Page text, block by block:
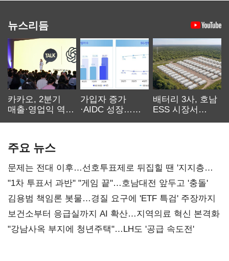
뉴스리듬
카카오, 2분기
매출·영업익 역대
가입자 증가
·AIDC 성장…
배터리 3사, 호남
ESS 시장서
주요 뉴스
문제는 전대 이후…선호투표제로 뒤집힐 땐 '지지층
불복'
"1차 투표서 과반" "게임 끝"…호남대전 앞두고 '충돌'
김용범 책임론 봇물…경질 요구에 'ETF 특검' 주장까지
보건소부터 응급실까지 AI 확산…지역의료 혁신 본격화
"강남사옥 부지에 청년주택"…LH도 '공급 속도전'